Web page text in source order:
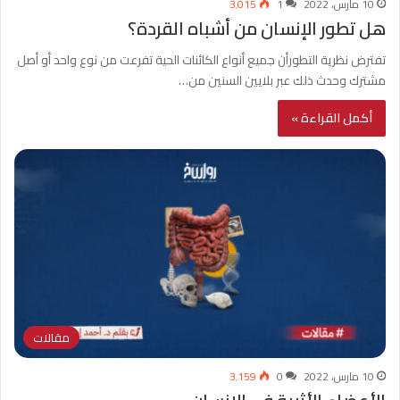
هل تطور الإنسان من أشباه القردة؟
تفترض نظرية التطورأن جميع أنواع الكائنات الحية تفرعت من نوع واحد أو أصل
مشترك وحدث ذلك عبر بلايين السنين من…
أكمل القراءة »
مقالات
10 مارس، 2022 0 3٬159